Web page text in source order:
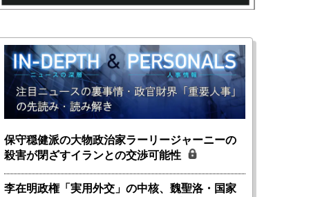
保守穏健派の大物政治家ラーリージャーニーの
殺害が閉ざすイランとの交渉可能性
李在明政権「実用外交」の中核、魏聖洛・国家